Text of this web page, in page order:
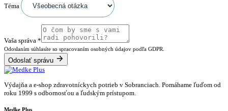
Téma
Vaša správa *
Odoslaním súhlasíte so spracovaním osobných údajov podľa GDPR.
Odoslať správu
Výdajňa a e-shop zdravotníckych potrieb v Sobranciach. Pomáhame ľuďom od
roku 1999 s odbornosťou a ľudským prístupom.
Medke Plus